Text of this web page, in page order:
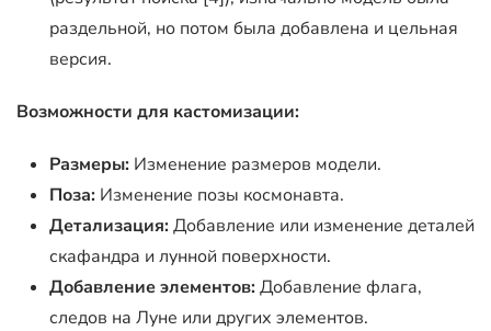
раздельной, но потом была добавлена и цельная
версия.
Возможности для кастомизации:
Размеры: Изменение размеров модели.
Поза: Изменение позы космонавта.
Детализация:Добавление или изменение деталей
скафандра и лунной поверхности.
Добавление элементов:Добавление флага,
следов на Луне или других элементов.